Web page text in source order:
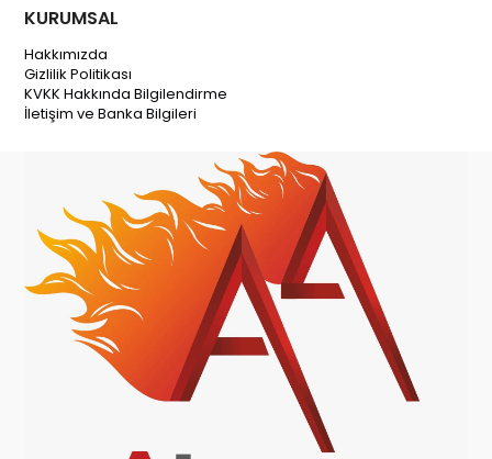
KURUMSAL
Hakkımızda
Gizlilik Politikası
KVKK Hakkında Bilgilendirme
İletişim ve Banka Bilgileri